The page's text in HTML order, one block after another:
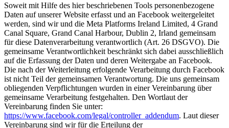
Soweit mit Hilfe des hier beschriebenen Tools personenbezogene
Daten auf unserer Website erfasst und an Facebook weitergeleitet
werden, sind wir und die Meta Platforms Ireland Limited, 4 Grand
Canal Square, Grand Canal Harbour, Dublin 2, Irland gemeinsam
für diese Datenverarbeitung verantwortlich (Art. 26 DSGVO). Die
gemeinsame Verantwortlichkeit beschränkt sich dabei ausschließlich
auf die Erfassung der Daten und deren Weitergabe an Facebook.
Die nach der Weiterleitung erfolgende Verarbeitung durch Facebook
ist nicht Teil der gemeinsamen Verantwortung. Die uns gemeinsam
obliegenden Verpflichtungen wurden in einer Vereinbarung über
gemeinsame Verarbeitung festgehalten. Den Wortlaut der
Vereinbarung finden Sie unter:
https://www.facebook.com/legal/controller_addendum. Laut dieser
Vereinbarung sind wir für die Erteilung der